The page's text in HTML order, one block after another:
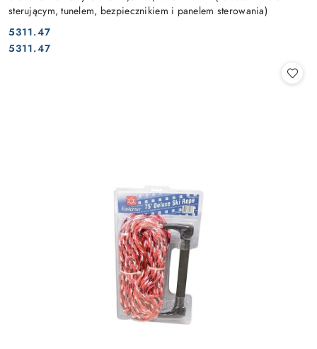
sterującym, tunelem, bezpiecznikiem i panelem sterowania)
Cena:
5311.47
Cena:
5311.47